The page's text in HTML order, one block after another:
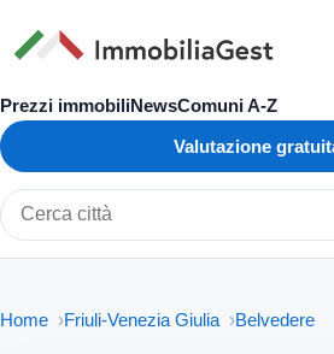
Prezzi immobiliNewsComuni A-Z
Valutazione
Cerca città o zona
Home Friuli-Venezia Giulia Belvedere